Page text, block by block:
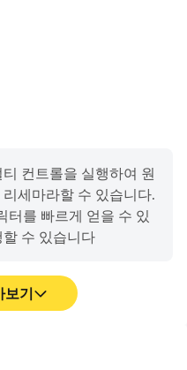
일 게임을 PC에서 더욱
터입니다. LD플레이어를
게임의 제한을 벗어나 더
수 있습니다.
장점:
씬 더 큰 화면에서 게임
컨트롤을 실행하여 원
세마라할 수 있습니다.
터를 빠르게 얻을 수 있
수 있습니다
보기